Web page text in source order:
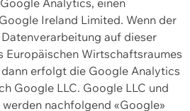
Analytics, einen
Ireland Limited. Wenn der
auf dieser
Europäischen Wirtschaftsraumes
erfolgt die Google Analytics
Google LLC. Google LLC und
nachfolgend «Google»